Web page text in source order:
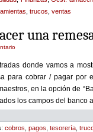
trucos ventas
una
donde vamos a
para cobrar / pagar por
en la opción de
los campos del banco
cobros pagos tesorería